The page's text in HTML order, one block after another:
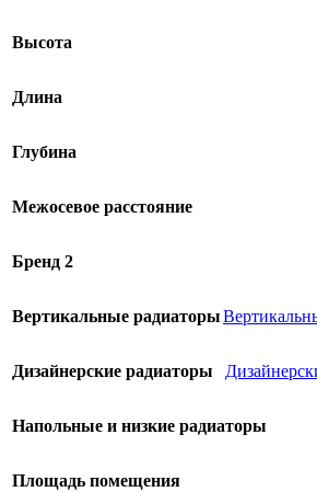
Высота
Длина
Глубина
Межосевое расстояние
Бренд 2
Вертикальные радиаторы
Дизайнерские радиаторы
Напольные и низкие радиаторы
Площадь помещения